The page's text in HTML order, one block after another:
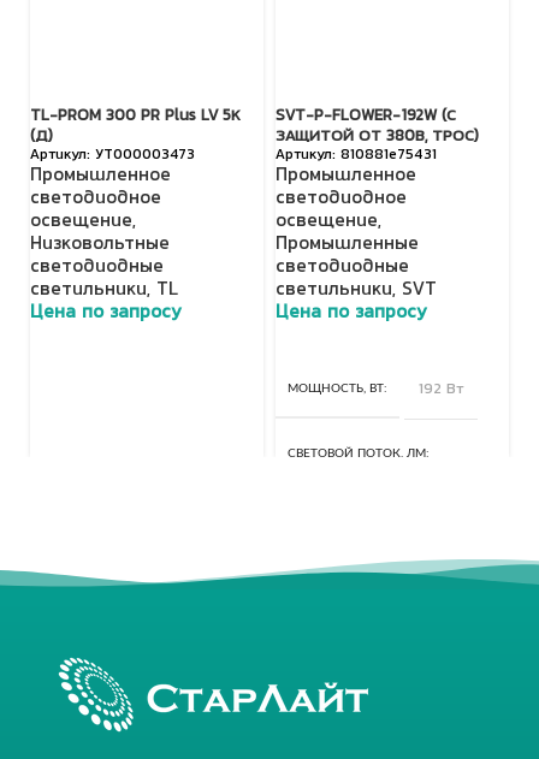
TL-PROM 300 PR Plus LV 5К
(Д)
УТ000003473
Промышленное
светодиодное
освещение,
Низковольтные
светодиодные
светильники, TL
Цена по запросу
SVT-P-FLOWER-192W (С
ЗАЩИТОЙ ОТ 380В, ТРОС)
810881e75431
Промышленное
светодиодное
освещение,
Промышленные
светодиодные
светильники, SVT
Цена по запросу
МОЩНОСТЬ, ВТ 192 Вт
СВЕТОВОЙ ПОТОК, ЛМ
КЛАСС ЗАЩИТЫ, IP 67